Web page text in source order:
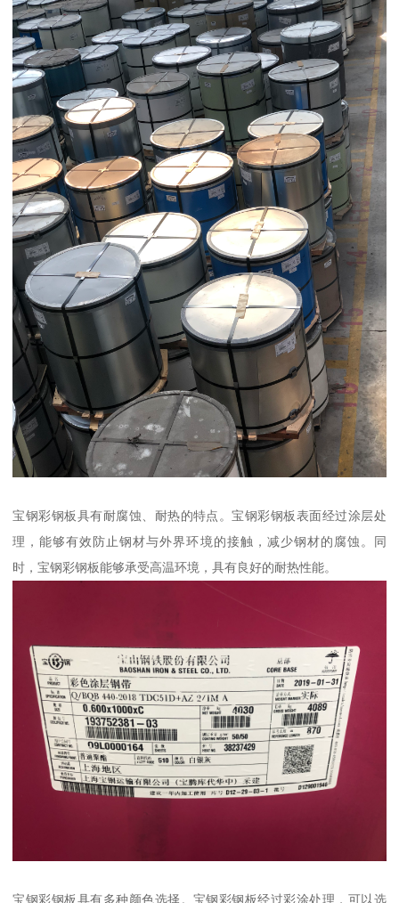
宝钢彩钢板具有耐腐蚀、耐热的特点。宝钢彩钢板表面经过涂层处
理，能够有效防止钢材与外界环境的接触，减少钢材的腐蚀。同
时，宝钢彩钢板能够承受高温环境，具有良好的耐热性能。
宝钢彩钢板具有多种颜色选择。宝钢彩钢板经过彩涂处理，可以选